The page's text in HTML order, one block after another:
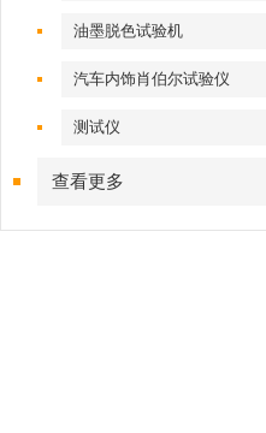
油墨脱色试验机
汽车内饰肖伯尔试验仪
测试仪
查看更多